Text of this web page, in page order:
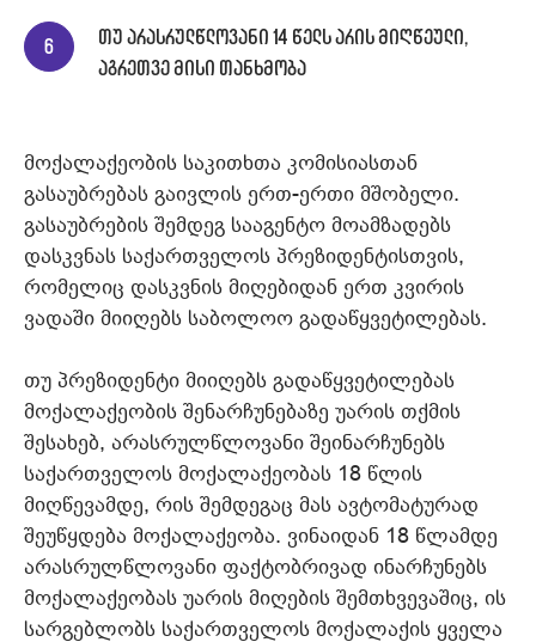
თუ არასრულწლოვანი 14 წელს არის მიღწეული,
აგრეთვე მისი თანხმობა
მოქალაქეობის საკითხთა კომისიასთან
გასაუბრებას გაივლის ერთ-ერთი მშობელი.
გასაუბრების შემდეგ სააგენტო მოამზადებს
დასკვნას საქართველოს პრეზიდენტისთვის,
რომელიც დასკვნის მიღებიდან ერთ კვირის
ვადაში მიიღებს საბოლოო გადაწყვეტილებას.
თუ პრეზიდენტი მიიღებს გადაწყვეტილებას
მოქალაქეობის შენარჩუნებაზე უარის თქმის
შესახებ, არასრულწლოვანი შეინარჩუნებს
საქართველოს მოქალაქეობას 18 წლის
მიღწევამდე, რის შემდეგაც მას ავტომატურად
შეუწყდება მოქალაქეობა. ვინაიდან 18 წლამდე
არასრულწლოვანი ფაქტობრივად ინარჩუნებს
მოქალაქეობას უარის მიღების შემთხვევაშიც, ის
სარგებლობს საქართველოს მოქალაქის ყველა